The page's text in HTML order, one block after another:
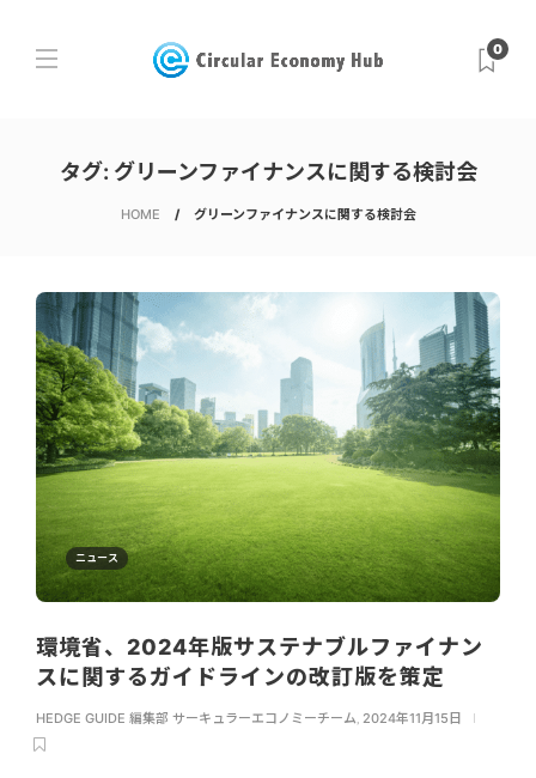
0
タグ: グリーンファイナンスに関する検討会
HOME グリーンファイナンスに関する検討会
ニュース
環境省、2024年版サステナブルファイナン
スに関するガイドラインの改訂版を策定
HEDGE GUIDE 編集部 サーキュラーエコノミーチーム 2024年11月15日